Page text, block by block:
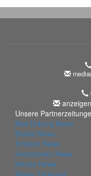
Unsere
Bad Driburg News
Brakel News
Einbeck News
Holzminden News
Höxter News